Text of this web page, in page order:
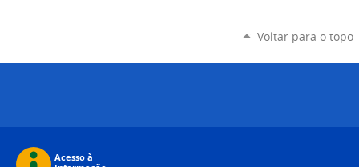
Voltar para o topo